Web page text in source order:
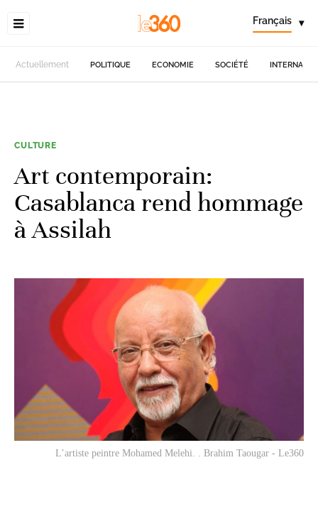
Français ▾
Actuellement POLITIQUE ECONOMIE SOCIÉTÉ
CULTURE
Art contemporain:
Casablanca rend hommage
à Assilah
L’artiste peintre Mohamed Melehi. . Brahim Taougar - Le360